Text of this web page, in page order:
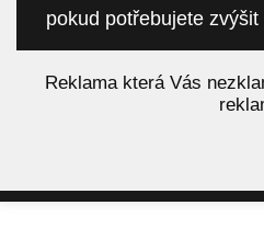
pokud potřebujete
Reklama která Vás